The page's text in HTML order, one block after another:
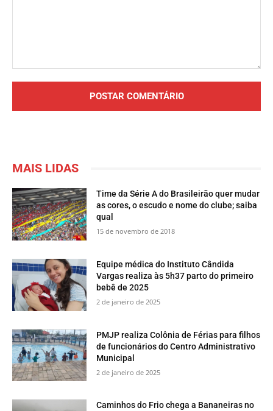
MAIS LIDAS
Time da Série A do Brasileirão quer mudar
as cores, o escudo e nome do clube; saiba
qual
15 de novembro de 2018
Equipe médica do Instituto Cândida
Vargas realiza às 5h37 parto do primeiro
bebê de 2025
2 de janeiro de 2025
PMJP realiza Colônia de Férias para filhos
de funcionários do Centro Administrativo
Municipal
2 de janeiro de 2025
​Caminhos do Frio chega a Bananeiras no